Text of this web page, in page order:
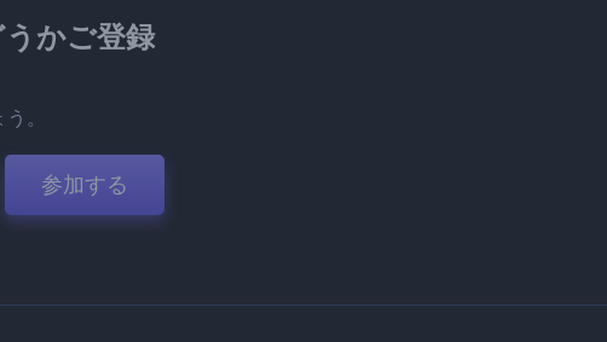
かご登録
。
参加する